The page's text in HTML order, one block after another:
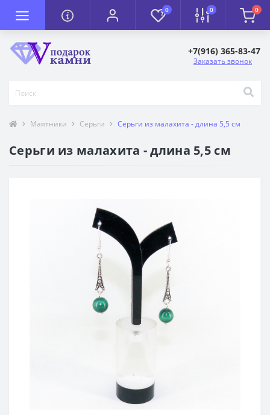
0 0 0
+7(916) 365-83-47
Заказать звонок
Маятники Серьги Серьги из малахита - длина 5,5 см
Серьги из малахита - длина 5,5 см